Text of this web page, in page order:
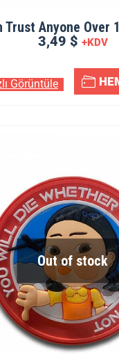
Trust Anyone Over
3,49 $ +KDV
Görüntüle
Out of stock